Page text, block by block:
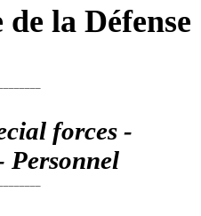
la Défense
forces -
Personnel